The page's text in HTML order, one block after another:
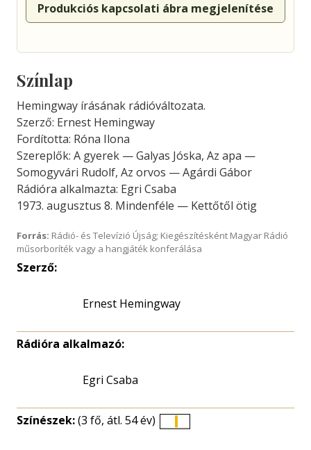
Produkciós kapcsolati ábra megjelenítése
Színlap
Hemingway írásának rádióváltozata.
Szerző: Ernest Hemingway
Fordította: Róna Ilona
Szereplők: A gyerek — Galyas Jóska, Az apa —
Somogyvári Rudolf, Az orvos — Agárdi Gábor
Rádióra alkalmazta: Egri Csaba
1973. augusztus 8. Mindenféle — Kettőtől ötig
Forrás: Rádió- és Televízió Újság; Kiegészítésként Magyar Rádió
műsorboríték vagy a hangjáték konferálása
Szerző:
Ernest Hemingway
Rádióra alkalmazó:
Egri Csaba
Színészek:(3 fő, átl. 54 év)